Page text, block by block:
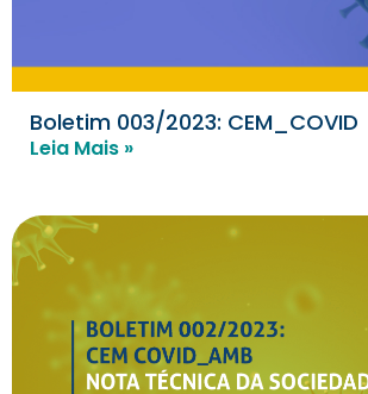
Boletim 003/2023: CEM_COVID
Leia Mais »